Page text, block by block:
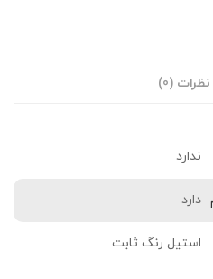
نظرات (0)
ندارد
دارد
استیل رنگ ثابت